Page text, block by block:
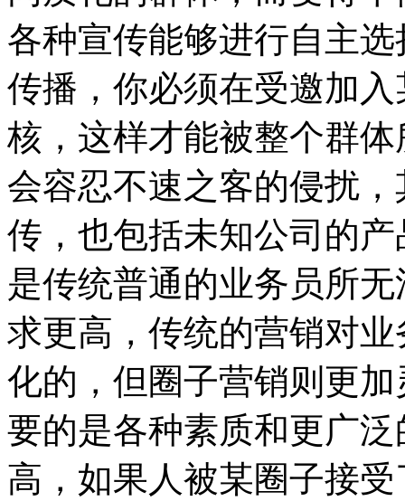
各种宣传能够进行自主
传播，你必须在受邀加
核，这样才能被整个群
会容忍不速之客的侵扰
传，也包括未知公司的
是传统普通的业务员所
求更高，传统的营销对
化的，但圈子营销则更
要的是各种素质和更广
高，如果人被某圈子接